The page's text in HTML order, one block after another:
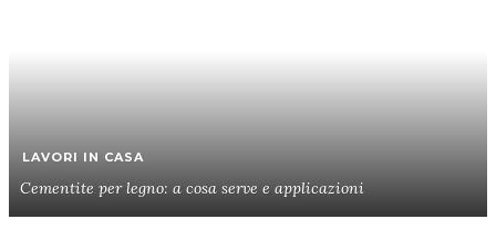
LAVORI IN CASA
Cementite per legno: a cosa serve e applicazioni